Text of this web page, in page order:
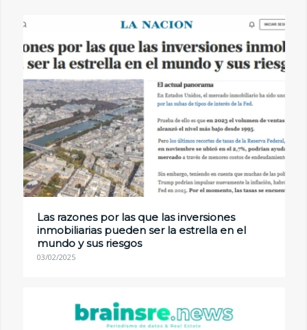
Las razones por las que las inversiones
inmobiliarias pueden ser la estrella en el
mundo y sus riesgos
03/02/2025